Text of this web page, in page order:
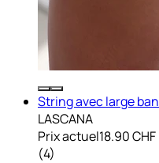
String avec large
LASCANA
Prix actuel18.90 CHF
(4)